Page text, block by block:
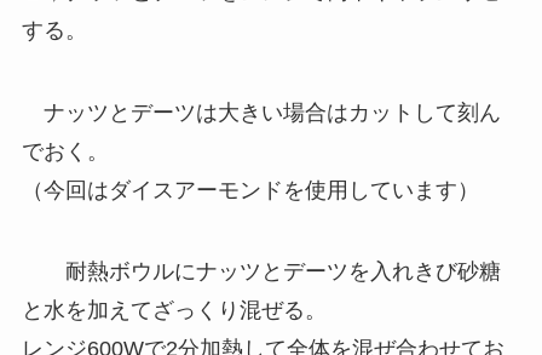
する。
ナッツとデーツは大きい場合はカットして刻ん
でおく。
（今回はダイスアーモンドを使用しています）
耐熱ボウルにナッツとデーツを入れきび砂糖
と水を加えてざっくり混ぜる。
レンジ600Wで2分加熱して全体を混ぜ合わせてお